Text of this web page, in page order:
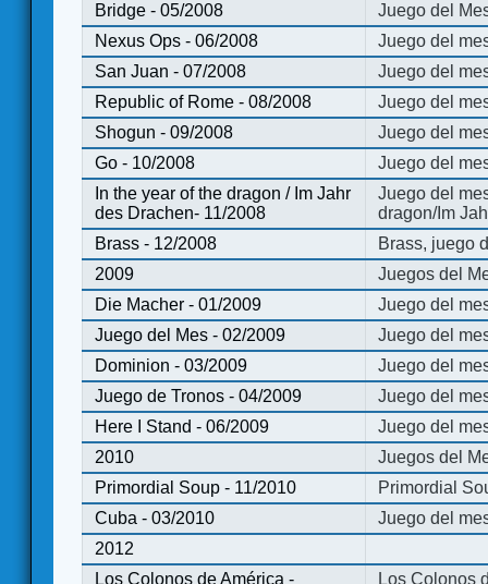
Bridge - 05/2008
Juego del
Nexus Ops - 06/2008
Juego del
San Juan - 07/2008
Juego del
Republic of Rome - 08/2008
Juego del
Shogun - 09/2008
Juego del
Go - 10/2008
Juego del
In the year of the dragon / Im Jahr
des Drachen- 11/2008
Juego del
dragon/Im
Brass - 12/2008
Brass, juego
2009
Juegos del
Die Macher - 01/2009
Juego del
Juego del Mes - 02/2009
Juego del
Dominion - 03/2009
Juego del
Juego de Tronos - 04/2009
Juego del
Here I Stand - 06/2009
Juego del
2010
Juegos del
Primordial Soup - 11/2010
Primordial
Cuba - 03/2010
Juego del
2012
Los Colonos de América -
Los Colonos